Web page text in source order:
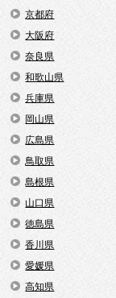
京都府
大阪府
奈良県
和歌山県
兵庫県
岡山県
広島県
鳥取県
島根県
山口県
徳島県
香川県
愛媛県
高知県